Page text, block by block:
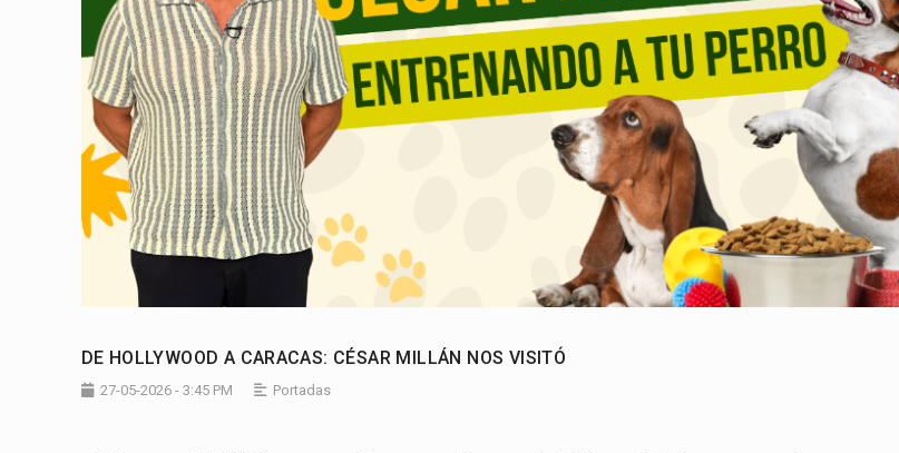
DE HOLLYWOOD A CARACAS: CÉSAR MILLÁN NOS VISITÓ
27-05-2026 - 3:45 PM Portadas